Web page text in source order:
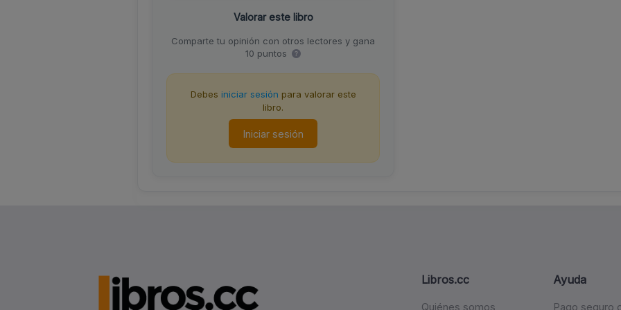
Valorar este libro
Comparte tu opinión con otros lectores y gana
10 puntos
Debes iniciar sesión para valorar este
libro.
Iniciar sesión
Libros.cc Ayuda